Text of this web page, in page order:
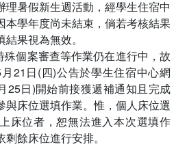
理暑假新生週活動，經學生住宿中
本學年度尚未結束，倘若考核結果
果視為無效。
個案審查等作業仍在進行中，故
21日(四)公告於學生住宿中心網
25日)開始前接獲遞補通知且完成
與床位選填作業。惟，個人床位選
床位者，恕無法進入本次選填作
餘床位進行安排。